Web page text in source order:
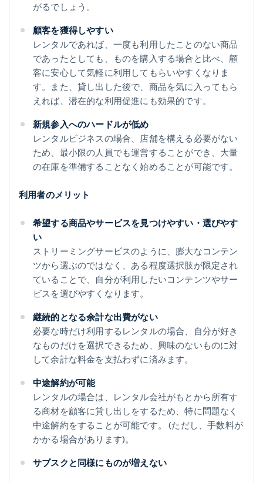
がるでしょう。
顧客を獲得しやすい
レンタルであれば、一度も利用したことのない商品
であったとしても、ものを購入する場合と比べ、顧
客に安心して気軽に利用してもらいやすくなりま
す。また、貸し出した後で、商品を気に入ってもら
えれば、潜在的な利用促進にも効果的です。
新規参入へのハードルが低め
レンタルビジネスの場合、店舗を構える必要がない
ため、最小限の人員でも運営することができ、大量
の在庫を準備することなく始めることが可能です。
利用者のメリット
希望する商品やサービスを見つけやすい・選びやす
い
ストリーミングサービスのように、膨大なコンテン
ツから選ぶのではなく、ある程度選択肢が限定され
ていることで、自分が利用したいコンテンツやサー
ビスを選びやすくなります。
継続的となる余計な出費がない
必要な時だけ利用するレンタルの場合、自分が好き
なものだけを選択できるため、興味のないものに対
して余計な料金を支払わずに済みます。
中途解約が可能
レンタルの場合は、レンタル会社がもとから所有す
る商材を顧客に貸し出しをするため、特に問題なく
中途解約をすることが可能です。 (ただし、手数料が
かかる場合があります)。
サブスクと同様にものが増えない